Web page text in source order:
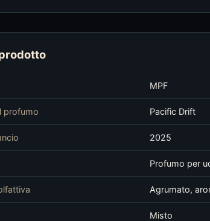
MPF
profumo Pacific Drift
2025
Profumo per
Agrumato,
Misto